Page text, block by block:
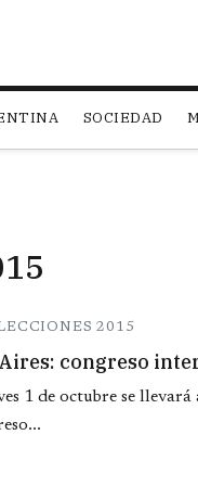
SOCIEDAD
2015
congreso
1 de octubre se